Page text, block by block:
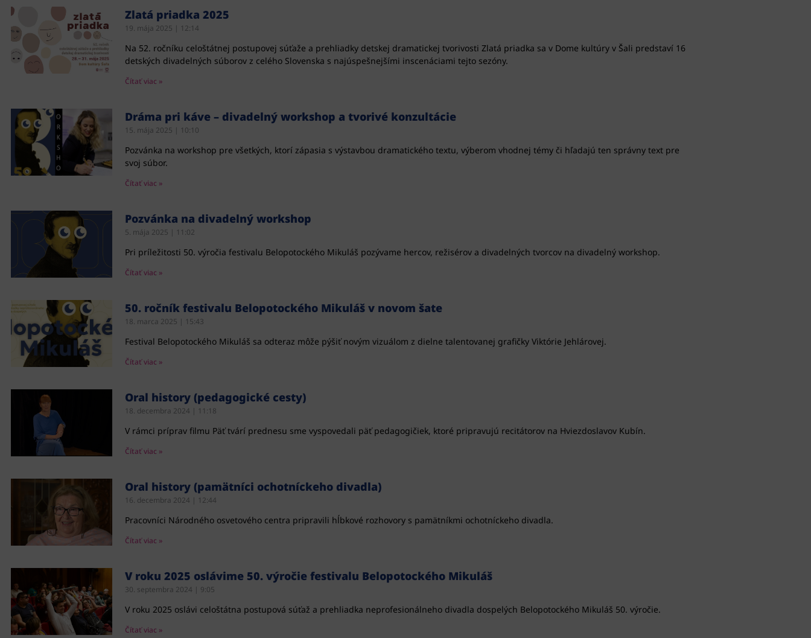
Zlatá priadka 2025
19. mája 2025 12:14
Na 52. ročníku celoštátnej postupovej súťaže a prehliadky detskej dramatickej tvorivosti Zlatá priadka sa v Dome kultúry v Šali predstaví 16
detských divadelných súborov z celého Slovenska s najúspešnejšími inscenáciami tejto sezóny.
Čítať viac »
Dráma pri káve – divadelný workshop a tvorivé konzultácie
15. mája 2025 10:10
Pozvánka na workshop pre všetkých, ktorí zápasia s výstavbou dramatického textu, výberom vhodnej témy či hľadajú ten správny text pre
svoj súbor.
Čítať viac »
Pozvánka na divadelný workshop
5. mája 2025 11:02
Pri príležitosti 50. výročia festivalu Belopotockého Mikuláš pozývame hercov, režisérov a divadelných tvorcov na divadelný workshop.
Čítať viac »
50. ročník festivalu Belopotockého Mikuláš v novom šate
18. marca 2025 15:43
Festival Belopotockého Mikuláš sa odteraz môže pýšiť novým vizuálom z dielne talentovanej grafičky Viktórie Jehlárovej.
Čítať viac »
Oral history (pedagogické cesty)
18. decembra 2024 11:18
V rámci príprav filmu Päť tvárí prednesu sme vyspovedali päť pedagogičiek, ktoré pripravujú recitátorov na Hviezdoslavov Kubín.
Čítať viac »
Oral history (pamätníci ochotníckeho divadla)
16. decembra 2024 12:44
Pracovníci Národného osvetového centra pripravili hĺbkové rozhovory s pamätníkmi ochotníckeho divadla.
Čítať viac »
V roku 2025 oslávime 50. výročie festivalu Belopotockého Mikuláš
30. septembra 2024 9:05
V roku 2025 oslávi celoštátna postupová súťaž a prehliadka neprofesionálneho divadla dospelých Belopotockého Mikuláš 50. výročie.
Čítať viac »